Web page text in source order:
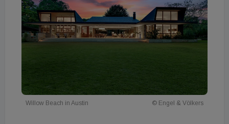
Willow Beach in Austin © Engel & Völkers